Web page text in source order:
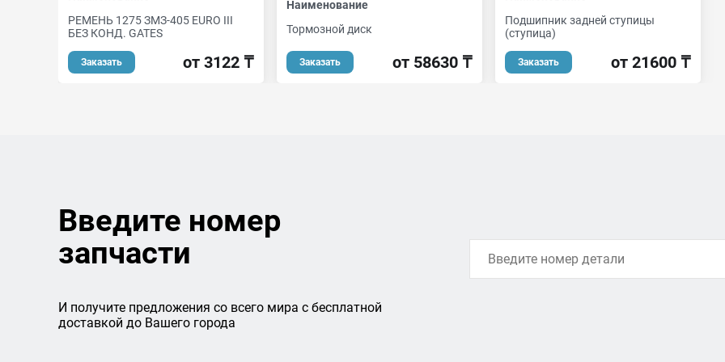
РЕМЕНЬ 1275 ЗМЗ-405 EURO III
БЕЗ КОНД. GATES
Заказать от 3122 ₸
Наименование
Тормозной диск
Заказать от 58630 ₸
Подшипник задней ступицы
(ступица)
Заказать от 21600 ₸
Введите номер
запчасти
И получите предложения со всего мира с бесплатной
доставкой до Вашего города